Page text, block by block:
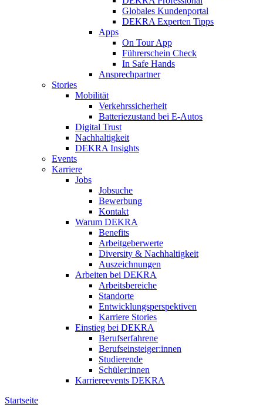
Globales Kundenportal
DEKRA Experten Tipps
Apps
On Tour App
Führerschein Check
In Safe Hands
Ansprechpartner
Stories
Mobilität
Verkehrssicherheit
Batteriezustand bei E-Autos
Digital Trust
Nachhaltigkeit
DEKRA Insights
Events
Karriere
Jobs
Jobsuche
Bewerbung
Kontakt
Warum DEKRA
Benefits
Arbeitgeberwerte
Diversity & Nachhaltigkeit
Auszeichnungen
Arbeiten bei DEKRA
Arbeitsbereiche
Standorte
Entwicklungsperspektiven
Karriere Stories
Einstieg bei DEKRA
Berufserfahrene
Berufseinsteiger:innen
Studierende
Schüler:innen
Karriereevents DEKRA
Startseite